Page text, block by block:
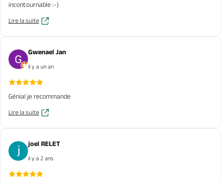
incontournable :-)
Lire la suite
Gwenael Jan
il y a un an
Génial je recommande
Lire la suite
joel RELET
il y a 2 ans